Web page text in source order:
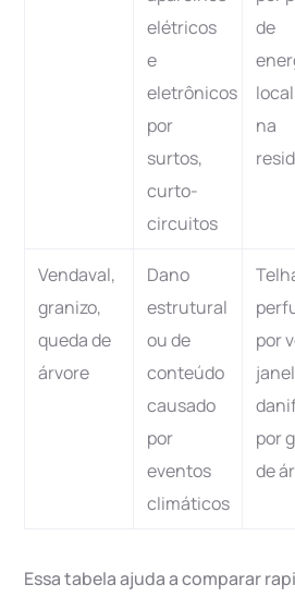
elétricos
e
eletrônicos
por
surtos,
curto-
circuitos
de
na
Vendaval,
granizo,
queda de
árvore
Dano
estrutural
ou de
conteúdo
causado
por
eventos
climáticos
por
por
de
Essa tabela ajuda a comparar